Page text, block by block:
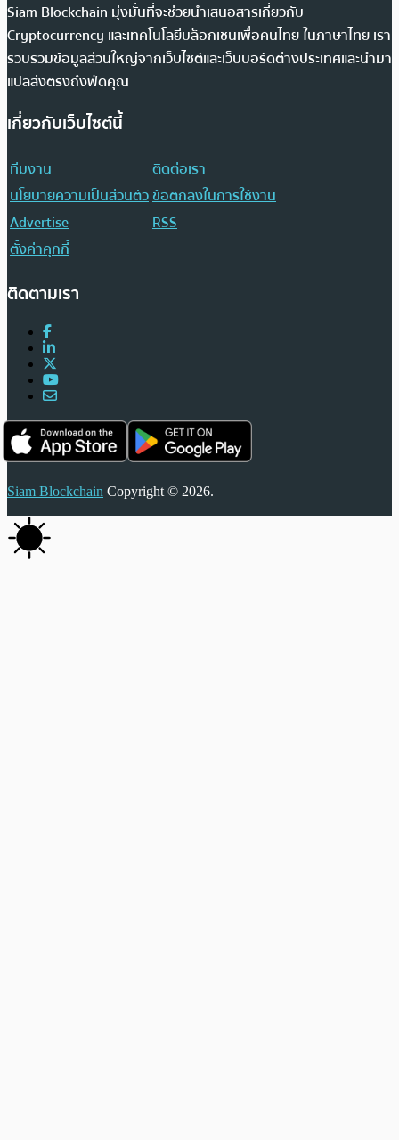
Siam Blockchain มุ่งมั่นที่จะช่วยนำเสนอสารเกี่ยวกับ
Cryptocurrency และเทคโนโลยีบล็อกเชนเพื่อคนไทย ในภาษาไทย เรา
รวบรวมข้อมูลส่วนใหญ่จากเว็บไซต์และเว็บบอร์ดต่างประเทศและนำมา
แปลส่งตรงถึงฟีดคุณ
เกี่ยวกับเว็บไซต์นี้
ทีมงาน
ติดต่อเรา
นโยบายความเป็นส่วนตัวข้อตกลงในการใช้งาน
Advertise
RSS
ตั้งค่าคุกกี้
ติดตามเรา
Siam Blockchain Copyright © 2026.